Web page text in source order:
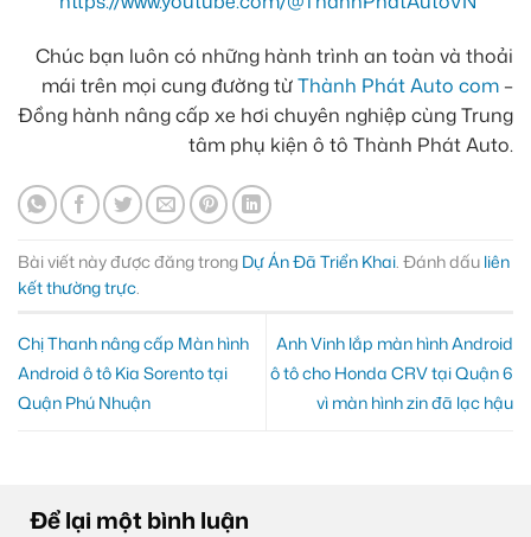
Chúc bạn luôn có những hành trình an toàn và thoải
mái trên mọi cung đường từThành Phát Auto com –
Đồng hành nâng cấp xe hơi chuyên nghiệp cùng Trung
tâm phụ kiện ô tô Thành Phát Auto.
Bài viết này được đăng trong Dự Án Đã Triển Khai. Đánh dấu liên
kết thường trực.
Chị Thanh nâng cấp Màn hình
Android ô tô Kia Sorento tại
Quận Phú Nhuận
Anh Vinh lắp màn hình Android
ô tô cho Honda CRV tại Quận 6
vì màn hình zin đã lạc hậu
Để lại một bình luận